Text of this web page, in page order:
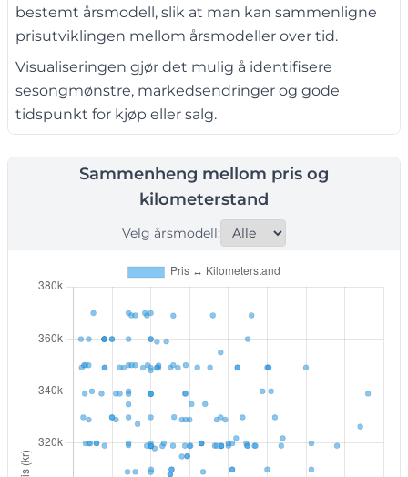
bestemt årsmodell, slik at man kan sammenligne
prisutviklingen mellom årsmodeller over tid.
Visualiseringen gjør det mulig å identifisere
sesongmønstre, markedsendringer og gode
tidspunkt for kjøp eller salg.
Sammenheng mellom pris og
kilometerstand
Velg årsmodell: